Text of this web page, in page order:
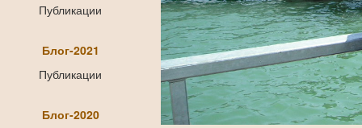
Публикации
Блог-2021
Публикации
Блог-2020